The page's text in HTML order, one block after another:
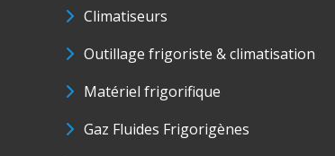
Climatiseurs
Outillage frigoriste & climatisation
Matériel frigorifique
Gaz Fluides Frigorigènes